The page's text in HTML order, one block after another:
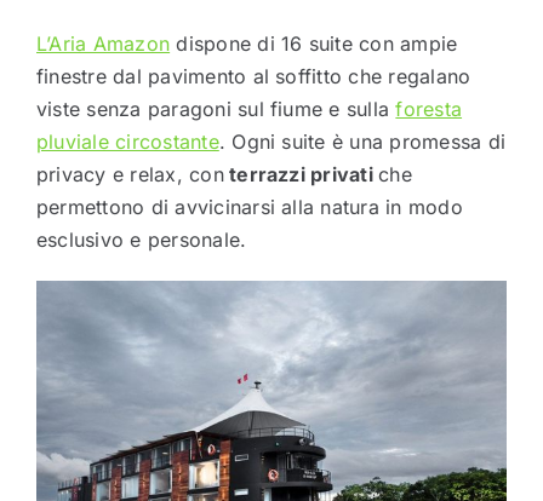
L’Aria Amazon dispone di 16 suite con ampie
finestre dal pavimento al soffitto che regalano
viste senza paragoni sul fiume e sullaforesta
pluviale circostante. Ogni suite è una promessa di
privacy e relax, conterrazzi privatiche
permettono di avvicinarsi alla natura in modo
esclusivo e personale.